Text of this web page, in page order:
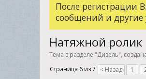
После регистрации
сообщений и
Натяжной ролик
Тема в разделе "Дизель",
Страница 6 из 7
< Назад 1